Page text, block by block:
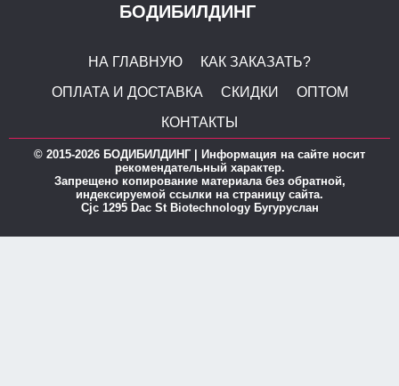
БОДИБИЛДИНГ
НА ГЛАВНУЮ
КАК ЗАКАЗАТЬ?
ОПЛАТА И ДОСТАВКА
СКИДКИ
ОПТОМ
КОНТАКТЫ
© 2015-2026 БОДИБИЛДИНГ | Информация на сайте носит
рекомендательный характер.
Запрещено копирование материала без обратной,
индексируемой ссылки на страницу сайта.
Cjc 1295 Dac St Biotechnology Бугуруслан